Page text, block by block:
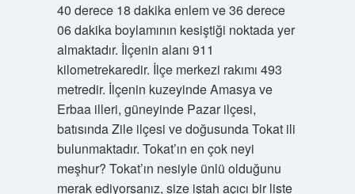
40 derece 18 dakika enlem ve 36 derece
06 dakika boylamının kesiştiği noktada yer
almaktadır. İlçenin alanı 911
kilometrekaredir. İlçe merkezi rakımı 493
metredir. İlçenin kuzeyinde Amasya ve
Erbaa illeri, güneyinde Pazar ilçesi,
batısında Zile ilçesi ve doğusunda Tokat ili
bulunmaktadır. Tokat’ın en çok neyi
meşhur? Tokat’ın nesiyle ünlü olduğunu
merak ediyorsanız, size iştah açıcı bir liste